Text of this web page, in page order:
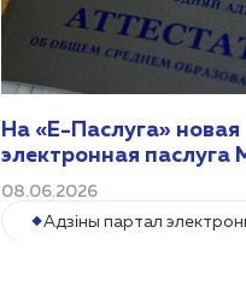
На «Е-Паслуга» новая
электронная паслуга
адукацыі
08.06.2026
Адзіны партал